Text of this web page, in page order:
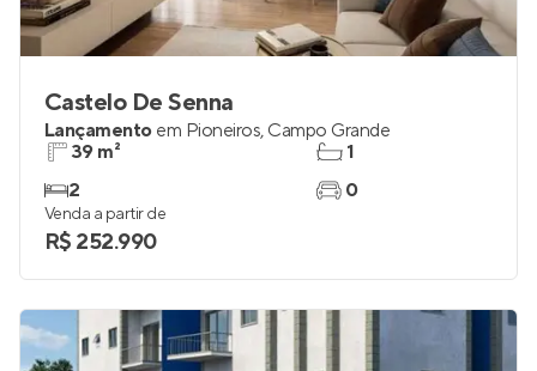
Castelo De Senna
Lançamento em Pioneiros, Campo Grande
39 m²
2
1
0
Venda a partir de
R$ 252.990